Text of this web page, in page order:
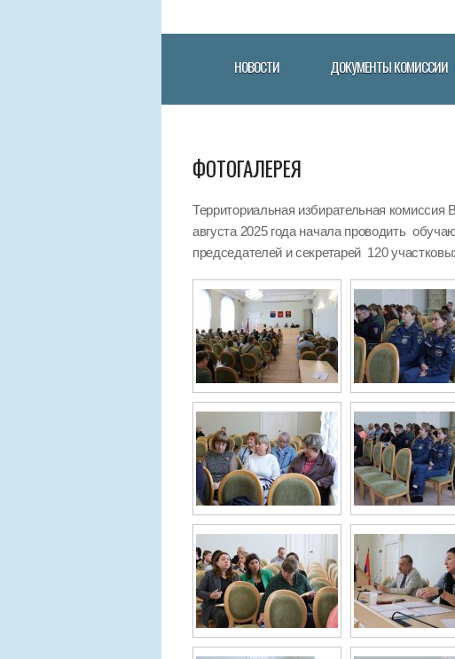
НОВОСТИ ДОКУМЕНТЫ КОМИССИИ
ФОТОГАЛЕРЕЯ
Территориальная избирательная комиссия
августа 2025 года начала проводить
председателей и секретарей 120